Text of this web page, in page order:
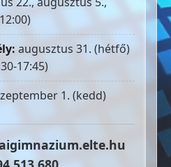
augusztus 31. (hétfő)
17:45)
1. (kedd)